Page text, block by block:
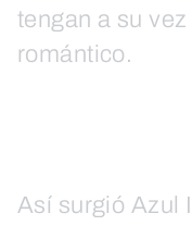
tengan a su
romántico.
Así surgió Azul